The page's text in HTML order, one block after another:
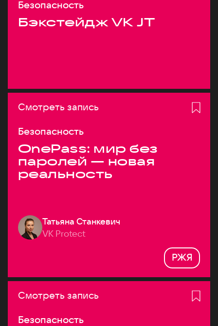
Безопасность
Бэкстейдж VK JT
Смотреть запись
Безопасность
OnePass: мир без
паролей — новая
реальность
Татьяна Станкевич
VK Protect
РЖЯ
Смотреть запись
Безопасность